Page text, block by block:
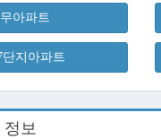
아파트
지아파트
정보